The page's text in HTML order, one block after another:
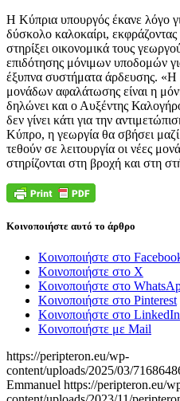
Η Κύπρια υπουργός έκανε λόγο
δύσκολο καλοκαίρι,
στηρίξει οικονομικά τους
επιδότησης μόνιμων υποδομών
έξυπνα συστήματα άρδευσης. «Η
μονάδων αφαλάτωσης είναι η
δηλώνει και ο Αυξέντης
δεν γίνει κάτι για την
Κύπρο, η γεωργία θα σβήσει
τεθούν σε λειτουργία οι νέες
στηρίζονται στη βροχή και στη
Κοινοποιήστε αυτό το άρθρο
Κοινοποιήστε στο
Κοινοποιήστε στο X
Κοινοποιήστε στο
Κοινοποιήστε στο Pinterest
Κοινοποιήστε στο LinkedIn
Κοινοποιήστε με Mail
https://peripteron.eu/wp-
content/uploads/2025/03/
Emmanuel https://peripteron.eu/